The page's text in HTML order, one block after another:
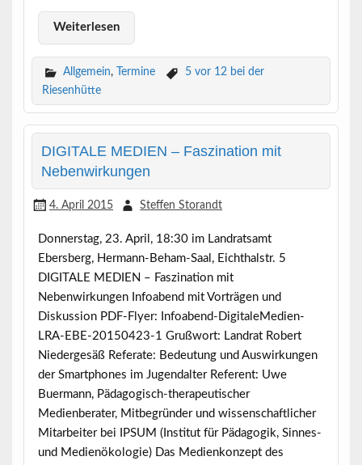
Weiterlesen
Allgemein, Termine
5 vor 12 bei der
Riesenhütte
DIGITALE MEDIEN – Faszination mit
Nebenwirkungen
4. April 2015 Steffen Storandt
Donnerstag, 23. April, 18:30 im Landratsamt
Ebersberg, Hermann-Beham-Saal, Eichthalstr. 5
DIGITALE MEDIEN – Faszination mit
Nebenwirkungen Infoabend mit Vorträgen und
Diskussion PDF-Flyer: Infoabend-DigitaleMedien-
LRA-EBE-20150423-1 Grußwort: Landrat Robert
Niedergesäß Referate: Bedeutung und Auswirkungen
der Smartphones im Jugendalter Referent: Uwe
Buermann, Pädagogisch-therapeutischer
Medienberater, Mitbegründer und wissenschaftlicher
Mitarbeiter bei IPSUM (Institut für Pädagogik, Sinnes-
und Medienökologie) Das Medienkonzept des